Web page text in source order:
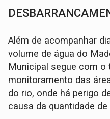
Além de acompanhar
volume de água do
Municipal segue com o
monitoramento das
do rio, onde há perigo
causa da quantidade